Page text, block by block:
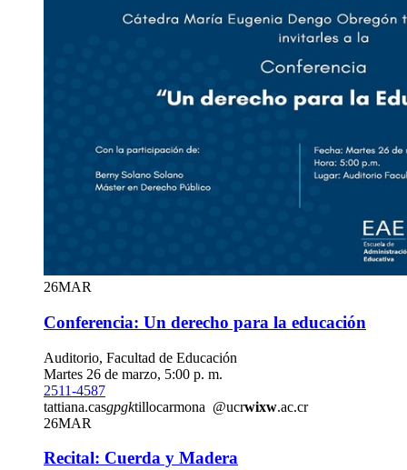
26MAR
Conferencia: Un derecho para la educación
Auditorio, Facultad de Educación
Martes 26 de marzo, 5:00 p. m.
2511-4587
tattiana.casgpgktillocarmona @ucrwixw.ac.cr
26MAR
Recital: Cuerda y Madera